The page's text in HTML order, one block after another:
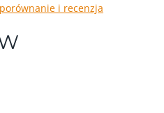
i recenzja